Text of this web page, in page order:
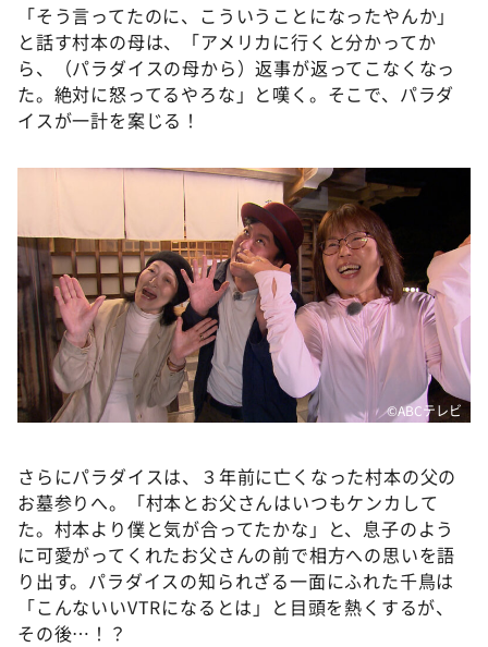
「そう言ってたのに、こういうことになったやんか」
と話す村本の母は、「アメリカに行くと分かってか
ら、（パラダイスの母から）返事が返ってこなくなっ
た。絶対に怒ってるやろな」と嘆く。そこで、パラダ
イスが一計を案じる！
©ABCテレビ
さらにパラダイスは、３年前に亡くなった村本の父の
お墓参りへ。「村本とお父さんはいつもケンカして
た。村本より僕と気が合ってたかな」と、息子のよう
に可愛がってくれたお父さんの前で相方への思いを語
り出す。パラダイスの知られざる一面にふれた千鳥は
「こんないいVTRになるとは」と目頭を熱くするが、
その後…！？